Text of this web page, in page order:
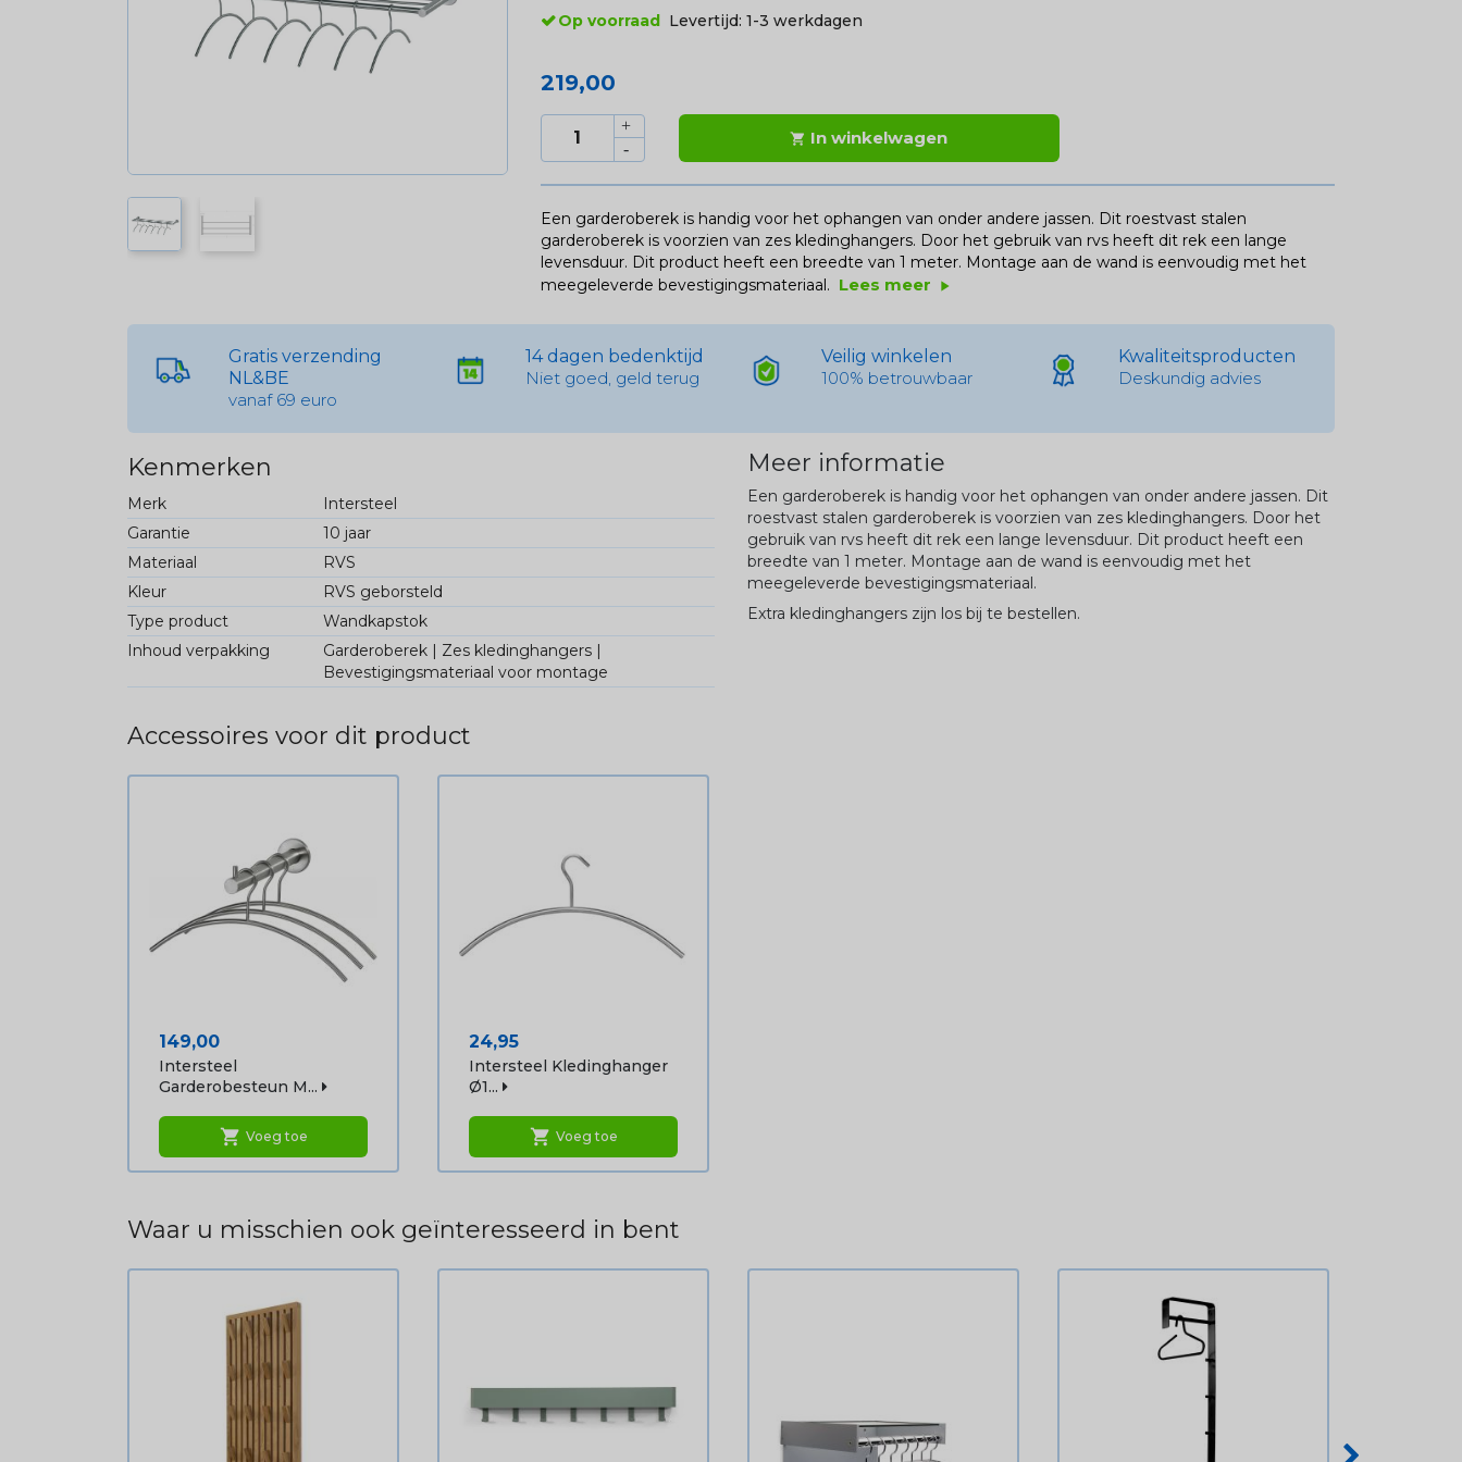
Op voorraad Levertijd: 1-3 werkdagen
219,00
 In winkelwagen
Een garderoberek is handig voor het ophangen van onder andere jassen. Dit roestvast stalen
garderoberek is voorzien van zes kledinghangers. Door het gebruik van rvs heeft dit rek een lange
levensduur. Dit product heeft een breedte van 1 meter. Montage aan de wand is eenvoudig met het
meegeleverde bevestigingsmateriaal. Lees meer play_arrow
Gratis verzending
NL&BE
vanaf 69 euro
14 dagen bedenktijd
Niet goed, geld terug
Veilig winkelen
100% betrouwbaar
Kwaliteitsproducten
Deskundig advies
Kenmerken
Merk
Intersteel
Garantie
10 jaar
Materiaal
RVS
Kleur
RVS geborsteld
Type product
Wandkapstok
Inhoud verpakking
Garderoberek | Zes kledinghangers |
Bevestigingsmateriaal voor montage
Meer informatie
Een garderoberek is handig voor het ophangen van onder andere jassen. Dit
roestvast stalen garderoberek is voorzien van zes kledinghangers. Door het
gebruik van rvs heeft dit rek een lange levensduur. Dit product heeft een
breedte van 1 meter. Montage aan de wand is eenvoudig met het
meegeleverde bevestigingsmateriaal.
Extra kledinghangers zijn los bij te bestellen.
Accessoires voor dit product
Prijs
149,00
Intersteel
Garderobesteun M...
shopping_cart Voeg toe
Prijs
24,95
Intersteel Kledinghanger
Ø1...
shopping_cart Voeg toe
Waar u misschien ook geïnteresseerd in bent